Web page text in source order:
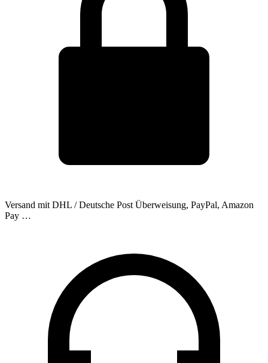
Versand mit DHL / Deutsche Post Überweisung, PayPal, Amazon
Pay …